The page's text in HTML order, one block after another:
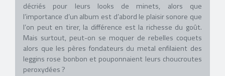
décriés pour leurs looks de minets, alors que
l’importance d’un album est d’abord le plaisir sonore que
l’on peut en tirer, la différence est la richesse du goût.
Mais surtout, peut-on se moquer de rebelles coquets
alors que les pères fondateurs du metal enfilaient des
leggins rose bonbon et pouponnaient leurs choucroutes
peroxydées ?